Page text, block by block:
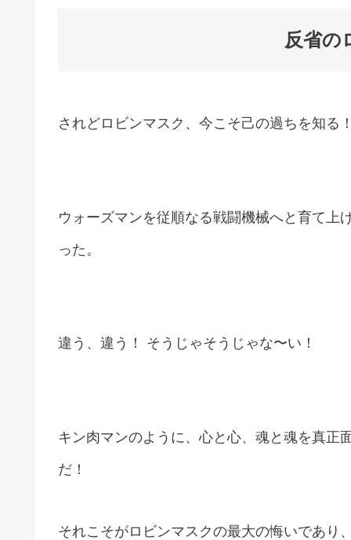
反省の
されどロビンマスク、今こそ己の過ちを知る
ウォーズマンを従順なる戦闘機械へと育て上
った。
違う、違う！ そうじゃそうじゃな〜い！
キン肉マンのように、心と心、魂と魂を真正
だ！
それこそがロビンマスクの最大の悔いであり